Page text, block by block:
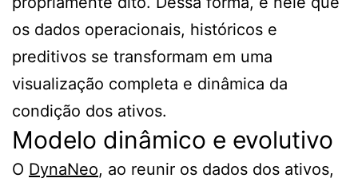
os dados operacionais, históricos e
preditivos se transformam em uma
visualização completa e dinâmica da
condição dos ativos.
Modelo dinâmico e evolutivo
O DynaNeo, ao reunir os dados dos ativos,